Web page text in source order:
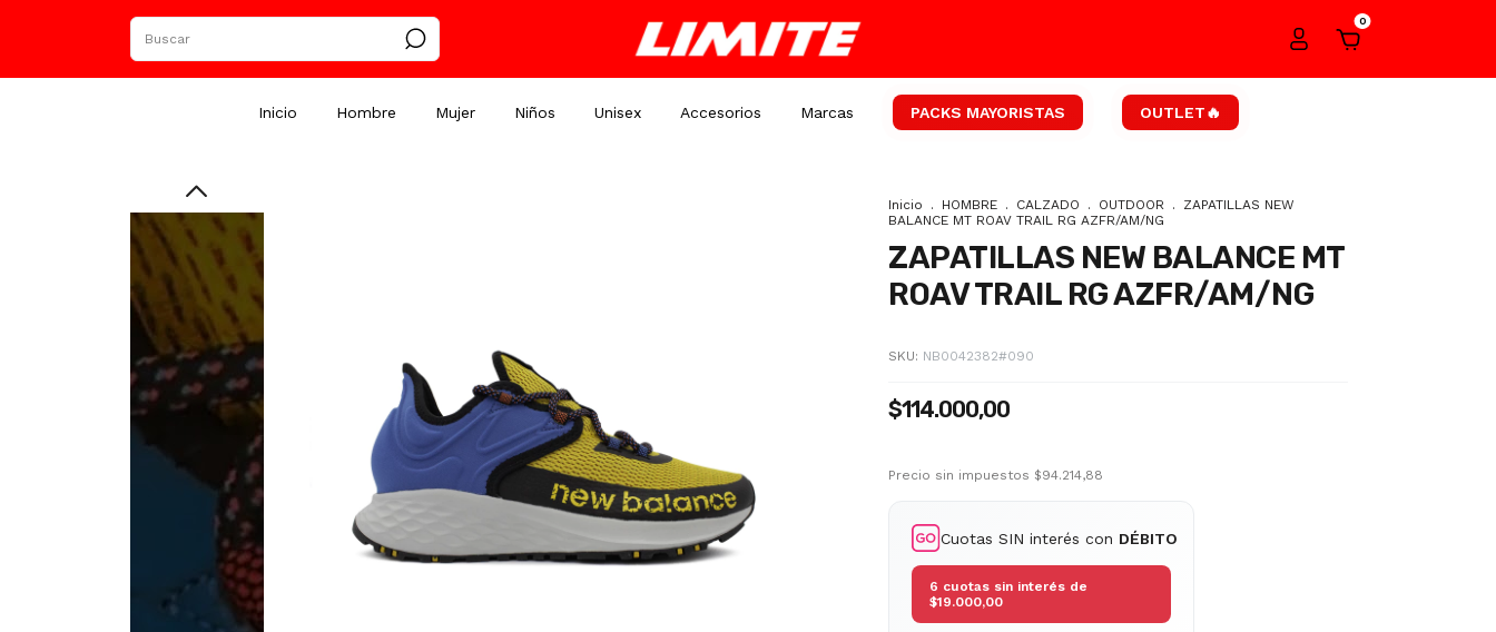
0
Inicio Hombre Mujer Niños Unisex Accesorios Marcas PACKS MAYORISTAS OUTLET🔥
Inicio . HOMBRE . CALZADO . OUTDOOR .
ZAPATILLAS NEW
BALANCE MT ROAV TRAIL RG AZFR/AM/NG
ZAPATILLAS NEW BALANCE MT
ROAV TRAIL RG AZFR/AM/NG
SKU: NB0042382#090
$114.000,00
Precio sin impuestos $94.214,88
Cuotas SIN interés con DÉBITO
6 cuotas sin interés de
$19.000,00